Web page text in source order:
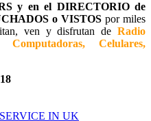
y en el DIRECTORIO de
o VISTOSpor miles
ven y disfrutan de Radio
Celulares,